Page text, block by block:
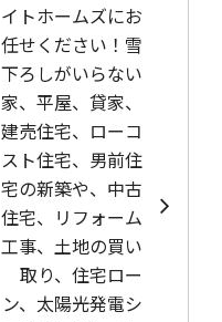
イトホームズにお
任せください！雪
下ろしがいらない
家、平屋、貸家、
建売住宅、ローコ
スト住宅、男前住
宅の新築や、中古
住宅、リフォーム
工事、土地の買い
取り、住宅ロー
ン、太陽光発電シ